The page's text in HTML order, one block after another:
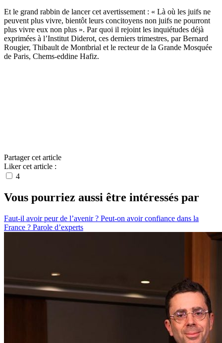
Et le grand rabbin de lancer cet avertissement : « Là où les juifs ne
peuvent plus vivre, bientôt leurs concitoyens non juifs ne pourront
plus vivre eux non plus ». Par quoi il rejoint les inquiétudes déjà
exprimées à l’Institut Diderot, ces derniers trimestres, par Bernard
Rougier, Thibault de Montbrial et le recteur de la Grande Mosquée
de Paris, Chems-eddine Hafiz.
Partager cet article
Liker cet article :
4
Vous pourriez aussi être intéressés par
Faut-il avoir peur de l’avenir ? Peut-on avoir confiance dans la
France ? Parole d’experts